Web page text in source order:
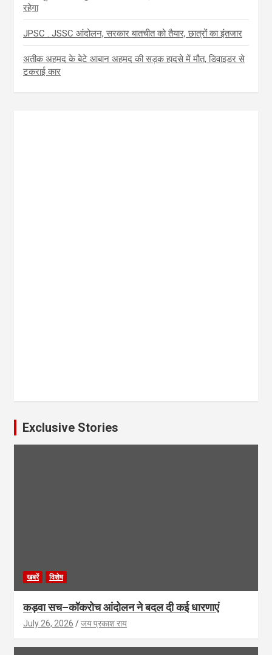
रहेगा
JPSC . JSSC आंदोलन, सरकार बातचीत को तैयार, छात्रों का इंतजार
अतीक अहमद के बेटे आबान अहमद की सड़क हादसे में मौत, डिवाइडर से
टकराई कार
Exclusive Stories
खबरें विशेष
कड़वा सच–कॉकरोच आंदोलन ने बदल दी कई धारणाएं
July 26, 2026 जय प्रकाश राय